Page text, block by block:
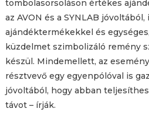
tombolasorsoláson értékes
az AVON és a SYNLAB jóvoltából,
ajándéktermékekkel és
küzdelmet szimbolizáló remény
készül. Mindemellett, az
résztvevő egy egyenpólóval is
jóvoltából, hogy abban
távot – írják.